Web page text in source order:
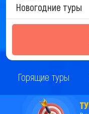
Новогодние туры
Горящие туры